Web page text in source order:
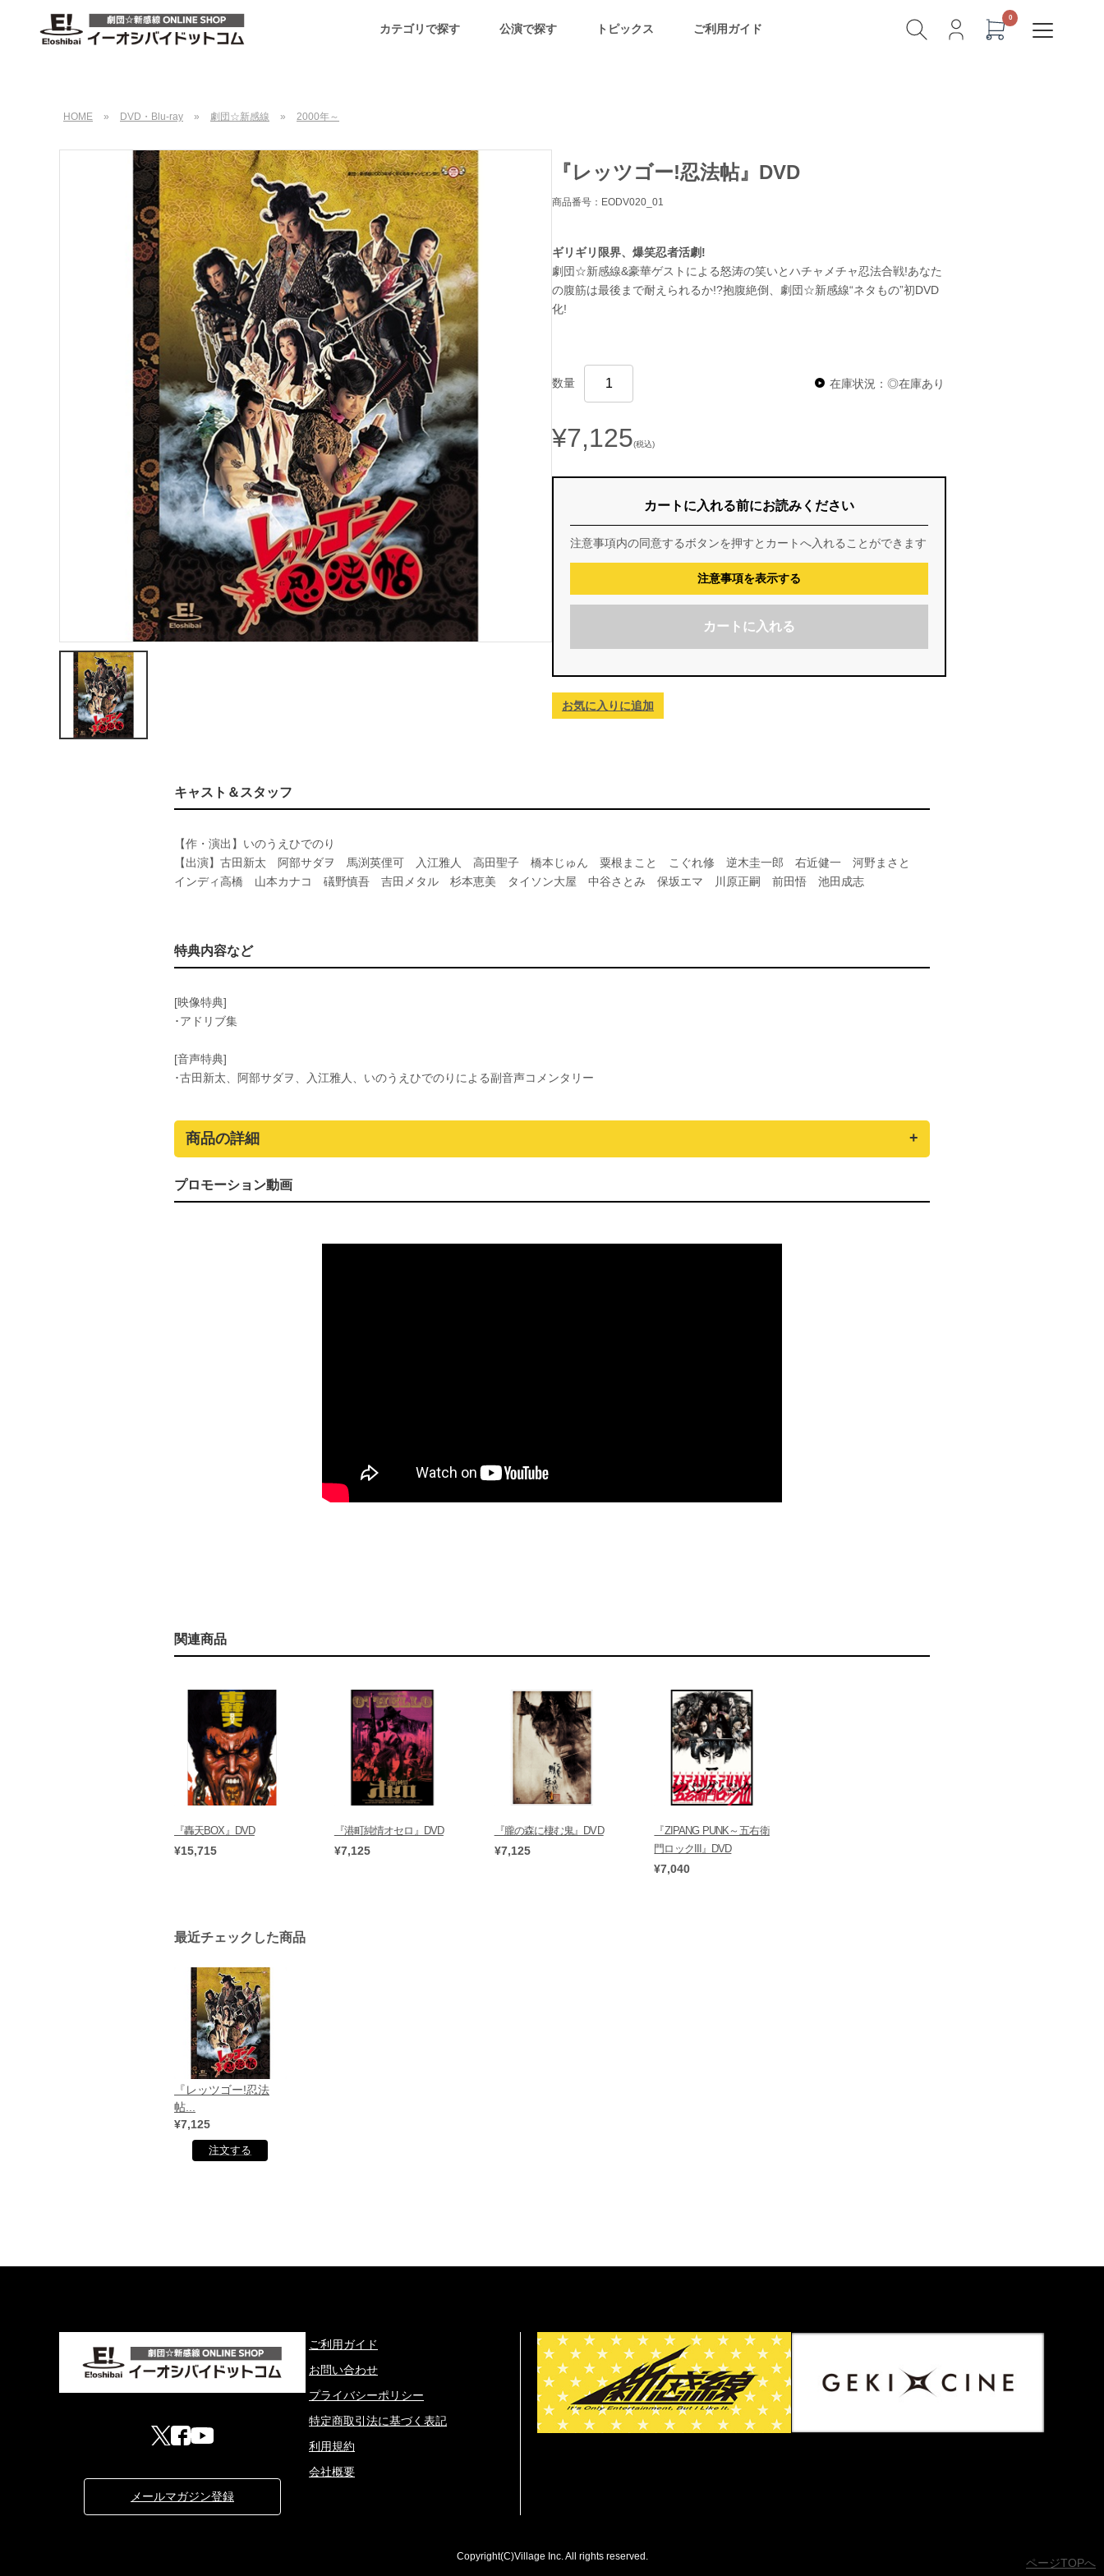
カテゴリで探す 公演で探す トピックス ご利用ガイド
HOME » DVD・Blu-ray » 劇団☆新感線 » 2000年～
『レッツゴー!忍法帖』DVD
商品番号：EODV020_01
ギリギリ限界、爆笑忍者活劇!
劇団☆新感線&豪華ゲストによる怒涛の笑いとハチャメチャ忍法合戦!あなた
の腹筋は最後まで耐えられるか!?抱腹絶倒、劇団☆新感線“ネタもの”初DVD
化!
数量 在庫状況：◎在庫あり
¥7,125(税込)
カートに入れる前にお読みください
注意事項内の同意するボタンを押すとカートへ入れることができます
注意事項を表示する
カートに入れる
お気に入りに追加
キャスト＆スタッフ
【作・演出】いのうえひでのり
【出演】古田新太 阿部サダヲ 馬渕英俚可 入江雅人 高田聖子 橋本じゅん 粟根まこと こぐれ修 逆木圭一郎 右近健一 河野まさと
インディ高橋 山本カナコ 礒野慎吾 吉田メタル 杉本恵美 タイソン大屋 中谷さとみ 保坂エマ 川原正嗣 前田悟 池田成志
特典内容など
[映像特典]
･アドリブ集
[音声特典]
･古田新太、阿部サダヲ、入江雅人、いのうえひでのりによる副音声コメンタリー
商品の詳細
プロモーション動画
関連商品
『轟天BOX』DVD
¥15,715
『港町純情オセロ』DVD
¥7,125
『朧の森に棲む鬼』DVD
¥7,125
『ZIPANG PUNK～五右衛
門ロックIII』DVD
¥7,040
最近チェックした商品
『レッツゴー!忍法
帖...
¥7,125
メールマガジン登録
ご利用ガイド
お問い合わせ
プライバシーポリシー
特定商取引法に基づく表記
利用規約
会社概要
Copyright(C)Village Inc. All rights reserved. ページTOPへ